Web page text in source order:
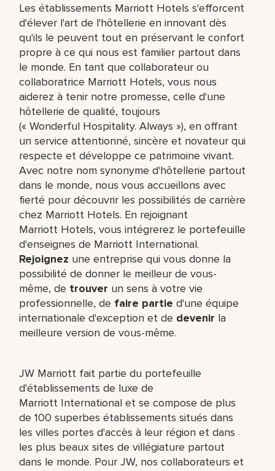
Les établissements Marriott Hotels s'efforcent
d'élever l'art de l'hôtellerie en innovant dès
qu'ils le peuvent tout en préservant le confort
propre à ce qui nous est familier partout dans
le monde. En tant que collaborateur ou
collaboratrice Marriott Hotels, vous nous
aiderez à tenir notre promesse, celle d'une
hôtellerie de qualité, toujours
(« Wonderful Hospitality. Always »), en offrant
un service attentionné, sincère et novateur qui
respecte et développe ce patrimoine vivant.
Avec notre nom synonyme d'hôtellerie partout
dans le monde, nous vous accueillons avec
fierté pour découvrir les possibilités de carrière
chez Marriott Hotels. En rejoignant
Marriott Hotels, vous intégrerez le portefeuille
d'enseignes de Marriott International.
Rejoignez une entreprise qui vous donne la
possibilité de donner le meilleur de vous-
même,​ de trouver un sens à votre vie
professionnelle, de faire partie d'une équipe
internationale​ d'exception et de devenir la
meilleure version de vous-même.
JW Marriott fait partie du portefeuille
d'établissements de luxe de
Marriott International et se compose de plus
de 100 superbes établissements situés dans
les villes portes d'accès à leur région et dans
les plus beaux sites de villégiature partout
dans le monde. Pour JW, nos collaborateurs et